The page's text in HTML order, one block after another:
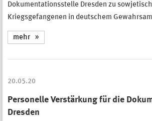
Dokumentationsstelle Dresden zu
Kriegsgefangenen in deutschem
mehr
20.05.20
Personelle Verstärkung für die
Dresden